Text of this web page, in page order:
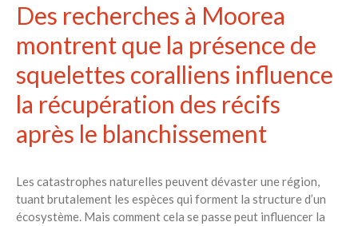
Des recherches à Moorea
montrent que la présence de
squelettes coralliens influence
la récupération des récifs
après le blanchissement
Les catastrophes naturelles peuvent dévaster une région,
tuant brutalement les espèces qui forment la structure d’un
écosystème. Mais comment cela se passe peut influencer la